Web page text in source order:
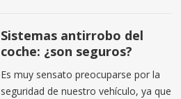
Sistemas antirrobo del
coche: ¿son seguros?
Es muy sensato preocuparse por la
seguridad de nuestro vehículo, ya que